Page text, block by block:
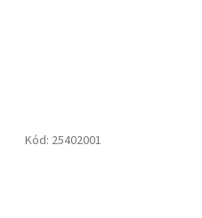
Kód: 25402001